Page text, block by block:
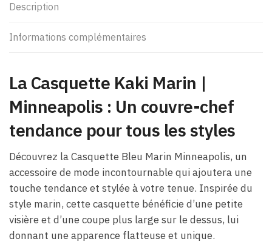
Description
Informations complémentaires
La Casquette Kaki Marin |
Minneapolis : Un couvre-chef
tendance pour tous les styles
Découvrez la Casquette Bleu Marin Minneapolis, un
accessoire de mode incontournable qui ajoutera une
touche tendance et stylée à votre tenue. Inspirée du
style marin, cette casquette bénéficie d’une petite
visière et d’une coupe plus large sur le dessus, lui
donnant une apparence flatteuse et unique.